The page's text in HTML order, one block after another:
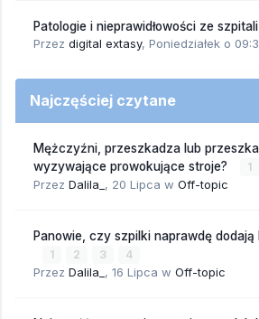
Patologie i nieprawidłowości ze
Przez digital extasy, Poniedziałek o
Najczęściej czytane
Mężczyźni, przeszkadza lub
wyzywające prowokujące stroje?
1
Przez Dalila_ , 20 Lipca w Off-topic
Panowie, czy szpilki naprawdę
1 2 3 4
Przez Dalila_ , 16 Lipca w Off-topic